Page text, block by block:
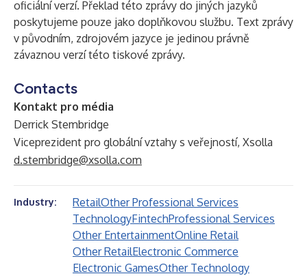
oficiální verzí. Překlad této zprávy do jiných jazyků
poskytujeme pouze jako doplňkovou službu. Text zprávy
v původním, zdrojovém jazyce je jedinou právně
závaznou verzí této tiskové zprávy.
Contacts
Kontakt pro média
Derrick Stembridge
Viceprezident pro globální vztahy s veřejností, Xsolla
d.stembridge@xsolla.com
Industry: RetailOther Professional Services
TechnologyFintechProfessional Services
Other EntertainmentOnline Retail
Other RetailElectronic Commerce
Electronic GamesOther Technology